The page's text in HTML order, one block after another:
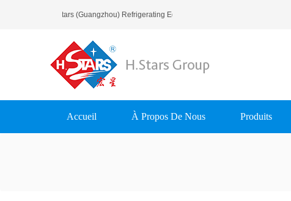
Bienvenue À H.Stars (Guangzhou) Refrigerating Equipment Group Ltd..
Accueil À Propos De Nous Produits